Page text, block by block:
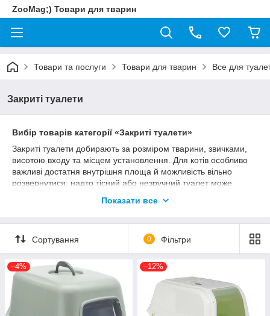
ZooMag;) Товари для тварин
Товари та послуги Товари для тварин Все для
Закриті туалети
Вибір товарів категорії «Закриті туалети»
Закриті туалети добирають за розміром тварини, звичками,
висотою входу та місцем установлення. Для котів особливо
важливі достатня внутрішня площа й можливість вільно
розвернутися; надто тісний або незручний туалет може
габарити;
висота борту та входу мають відповідати віку й
врахуйте тип наповнювача, простоту миття та
наявність місця для совка чи килимка.
Докладні рекомендації щодо вибору та використання —
нижче, після списку товарів.
Показати все
Сортування 0 Фільтри
–4% –12%